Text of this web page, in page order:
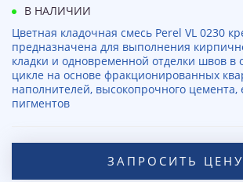
В НАЛИЧИИ
Цветная кладочная смесь Perel VL 0230
предназначена для выполнения
кладки и одновременной отделки швов в
цикле на основе фракционированных
наполнителей, высокопрочного цемента,
пигментов
ЗАПРОСИТЬ ЦЕНУ